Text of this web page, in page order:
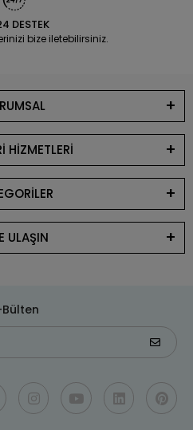
DESTEK
bize iletebilirsiniz.
HİZMETLERİ
ULAŞIN
Bülten